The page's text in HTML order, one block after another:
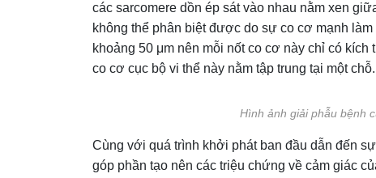
các sarcomere dồn ép sát vào nhau nằm xen
không thể phân biệt được do sự co cơ mạnh
khoảng 50 μm nên mỗi nốt co cơ này chỉ có
co cơ cục bộ vi thể này nằm tập trung tại một chỗ.
Hình ảnh giải phẫu bệnh
Cùng với quá trình khởi phát ban đầu dẫn đến
góp phần tạo nên các triệu chứng về cảm giác